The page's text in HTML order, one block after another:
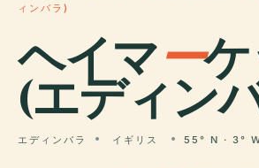
ィンバラ)
ヘイマー
(エディン
エディンバラ イギリス 55° N · 3°